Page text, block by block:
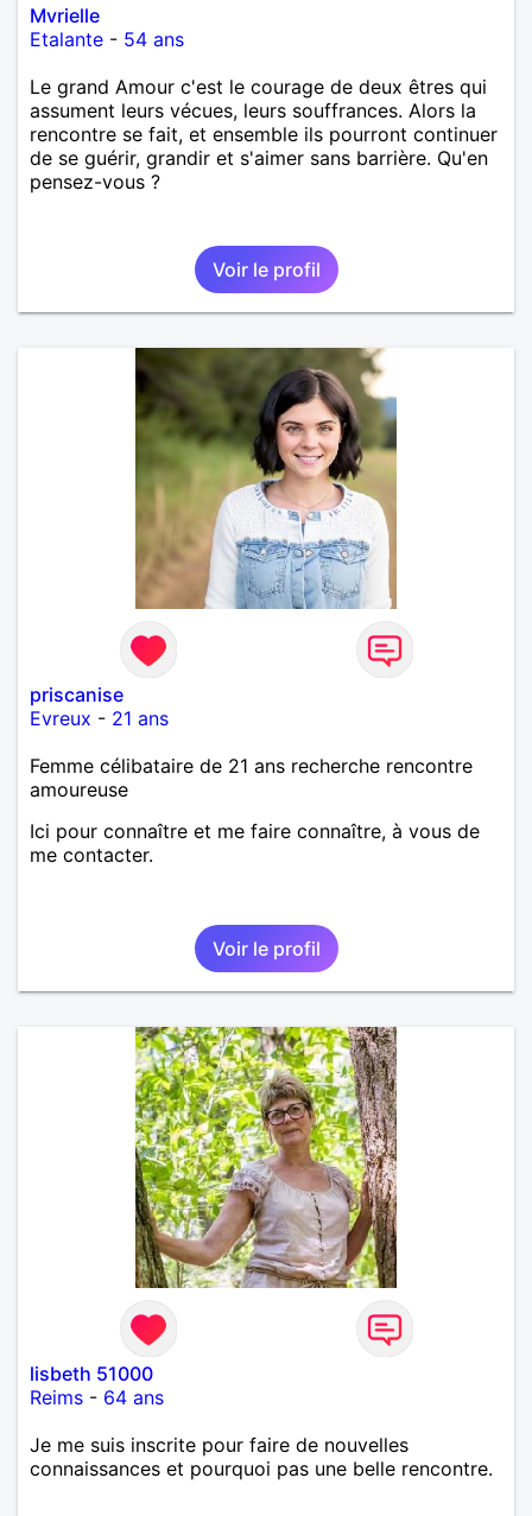
Mvrielle
Etalante - 54 ans
Le grand Amour c'est le courage de deux êtres qui
assument leurs vécues, leurs souffrances. Alors la
rencontre se fait, et ensemble ils pourront continuer
de se guérir, grandir et s'aimer sans barrière. Qu'en
pensez-vous ?
Voir le profil
priscanise
Evreux - 21 ans
Femme célibataire de 21 ans recherche rencontre
amoureuse
Ici pour connaître et me faire connaître, à vous de
me contacter.
Voir le profil
lisbeth 51000
Reims - 64 ans
Je me suis inscrite pour faire de nouvelles
connaissances et pourquoi pas une belle rencontre.